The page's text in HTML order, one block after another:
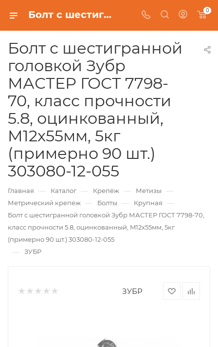
Болт с шестигранной головкой Зубр МАСТЕР ГОСТ 7798-70, класс прочности 5.8, оцинкованный, M12x55мм, 5кг (примерно 90 шт.) 303080-12-055 0
Болт с шестигранной
головкой Зубр
МАСТЕР ГОСТ 7798-
70, класс прочности
5.8, оцинкованный,
M12x55мм, 5кг
(примерно 90 шт.)
303080-12-055
Главная — Каталог — Крепёж — Метизы —
Метрический крепеж — Болты — Крупная —
Болт с шестигранной головкой Зубр МАСТЕР ГОСТ 7798-70,
класс прочности 5.8, оцинкованный, M12x55мм, 5кг
(примерно 90 шт.) 303080-12-055
— ЗУБР
ЗУБР